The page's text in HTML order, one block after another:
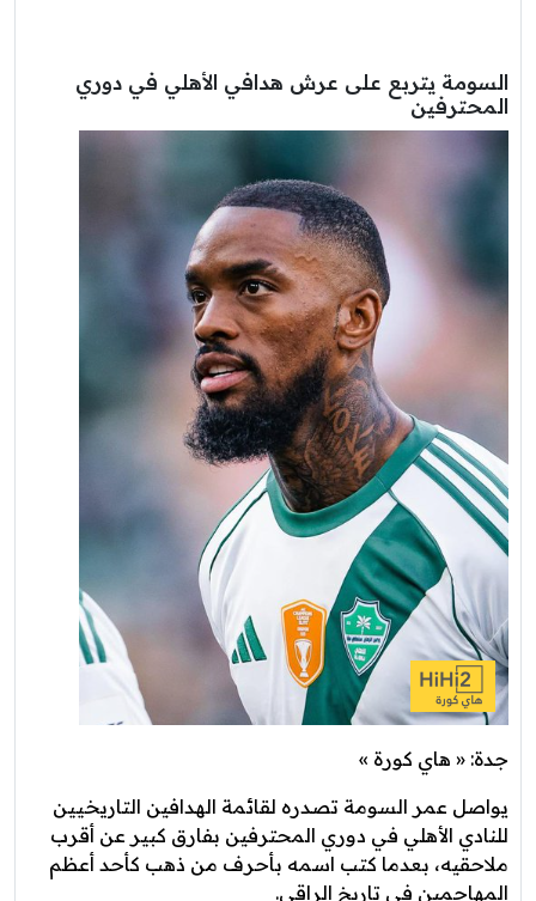
السومة يتربع على عرش هدافي الأهلي في دوري
المحترفين
جدة: « هاي كورة »
يواصل عمر السومة تصدره لقائمة الهدافين التاريخيين
للنادي الأهلي في دوري المحترفين بفارق كبير عن أقرب
ملاحقيه، بعدما كتب اسمه بأحرف من ذهب كأحد أعظم
المهاجمين في تاريخ الراقي.